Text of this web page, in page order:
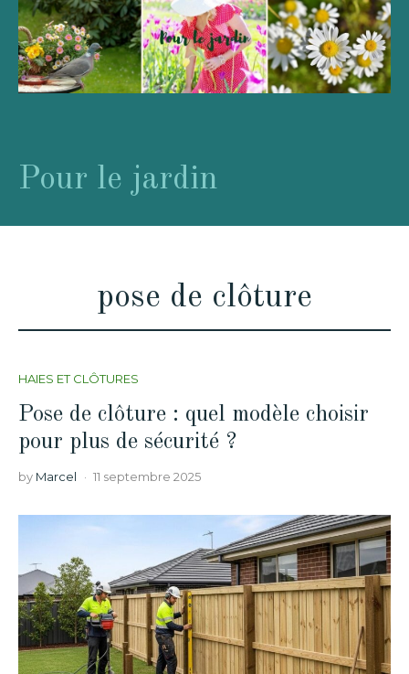
Pour le jardin
pose de clôture
HAIES ET CLÔTURES
Pose de clôture : quel modèle choisir
pour plus de sécurité ?
by Marcel 11 septembre 2025